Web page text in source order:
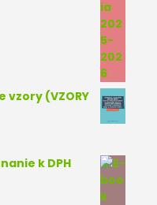
vzory (VZORY
k DPH